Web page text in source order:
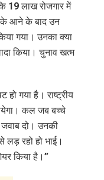
19 लाख रोजगार में
के आने के बाद उन
गया। उनका क्या
किया। चुनाव खत्म
हो गया है। राष्ट्रीय
कल जब बच्चे
दो। उनकी
लड़ रहो हो भाई।
किया है।”